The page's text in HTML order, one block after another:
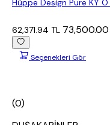
Hüppe Design Pure KY
62,371.94 TL 73,500.00
Seçenekleri Gör
(0)